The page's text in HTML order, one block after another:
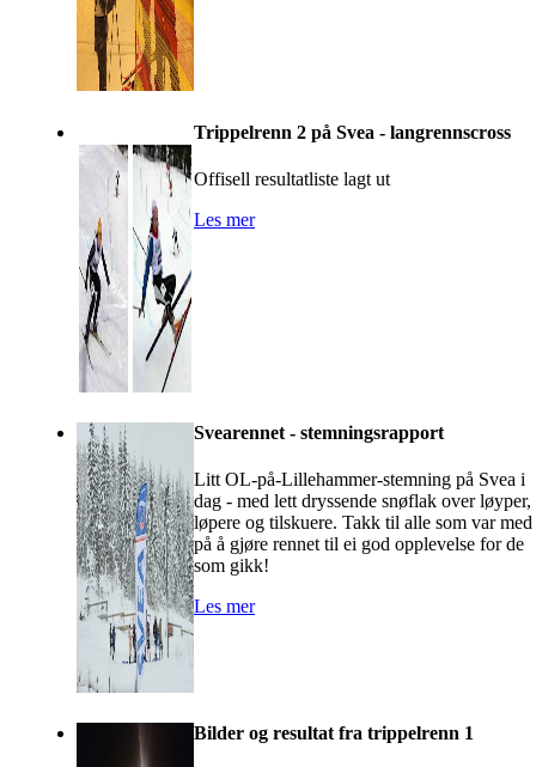
Trippelrenn 2 på Svea - langrennscross
Offisell resultatliste lagt ut
Les mer
Svearennet - stemningsrapport
Litt OL-på-Lillehammer-stemning på Svea i
dag - med lett dryssende snøflak over løyper,
løpere og tilskuere. Takk til alle som var med
på å gjøre rennet til ei god opplevelse for de
som gikk!
Les mer
Bilder og resultat fra trippelrenn 1